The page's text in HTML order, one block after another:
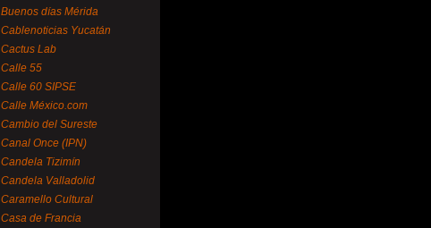
Buenos días Mérida
Cablenoticias Yucatán
Cactus Lab
Calle 55
Calle 60 SIPSE
Calle México.com
Cambio del Sureste
Canal Once (IPN)
Candela Tizimín
Candela Valladolid
Caramello Cultural
Casa de Francia